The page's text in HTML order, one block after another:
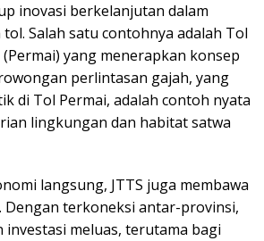
inovasi berkelanjutan dalam
Salah satu contohnya adalah Tol
yang menerapkan konsep
perlintasan gajah, yang
di Tol Permai, adalah contoh nyata
lingkungan dan habitat satwa
langsung, JTTS juga membawa
Dengan terkoneksi antar-provinsi,
investasi meluas, terutama bagi